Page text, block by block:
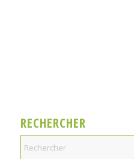
RECHERCHER